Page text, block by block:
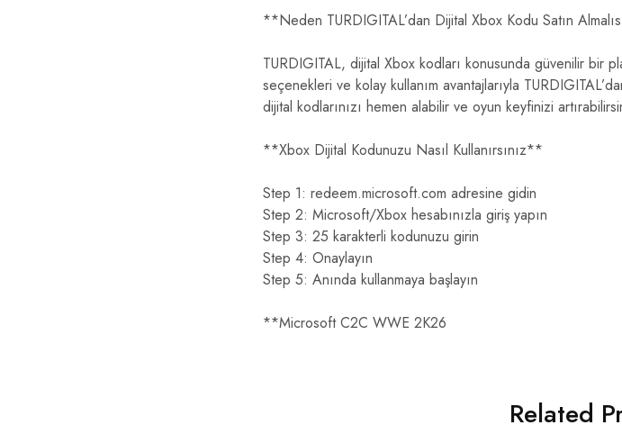
**Neden TURDIGITAL’dan Dijital Xbox Kodu Satın
TURDIGITAL, dijital Xbox kodları konusunda güvenilir bir
seçenekleri ve kolay kullanım avantajlarıyla
dijital kodlarınızı hemen alabilir ve oyun keyfinizi
**Xbox Dijital Kodunuzu Nasıl Kullanırsınız**
Step 1: redeem.microsoft.com adresine gidin
Step 2: Microsoft/Xbox hesabınızla giriş yapın
Step 3: 25 karakterli kodunuzu girin
Step 4: Onaylayın
Step 5: Anında kullanmaya başlayın
**Microsoft C2C WWE 2K26
Related